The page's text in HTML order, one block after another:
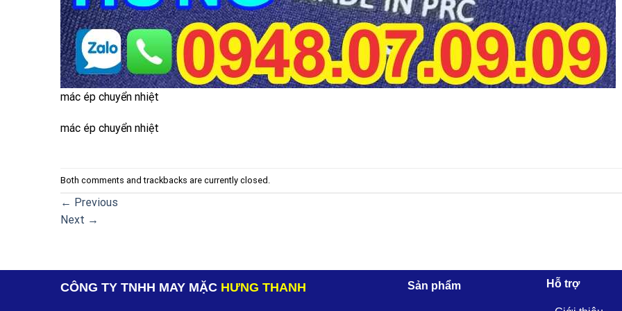
mác ép chuyển nhiệt
mác ép chuyển nhiệt
Both comments and trackbacks are currently closed.
← Previous
Next →
CÔNG TY TNHH MAY MẶC HƯNG THANH Sản phẩm Hỗ trợ